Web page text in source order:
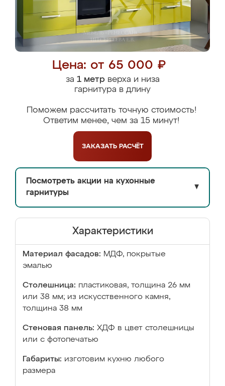
Цена: от 65 000 ₽
за 1 метрверха и низа
гарнитура в длину
Поможем рассчитать точную стоимость!
Ответим менее, чем за 15 минут!
ЗАКАЗАТЬ РАСЧЁТ
Посмотреть акции на кухонные
гарнитуры
▼
Характеристики
Материал фасадов: МДФ, покрытые
эмалью
Столешница: пластиковая, толщина 26 мм
или 38 мм; из искусственного камня,
толщина 38 мм
Стеновая панель: ХДФ в цвет столешницы
или с фотопечатью
Габариты: изготовим кухню любого
размера